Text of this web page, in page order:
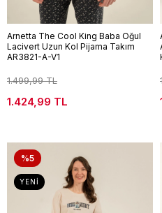
Arnetta The Cool King Baba Oğul
Lacivert Uzun Kol Pijama Takım
AR3821-A-V1
1.499,99 TL
1.424,99 TL
%5
YENI